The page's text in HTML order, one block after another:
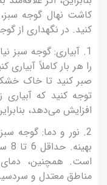
کاشت نهال گوجه
کنید. در نگهداری از
1. آبیاری: گوجه سبز
را هر بار کاملاً
صبر کنید تا خاک
توجه کنید که آبیاری
افزایش می‌دهد،
2. نور و دما: گوجه
است. همچنین،
مناطق معتدل و